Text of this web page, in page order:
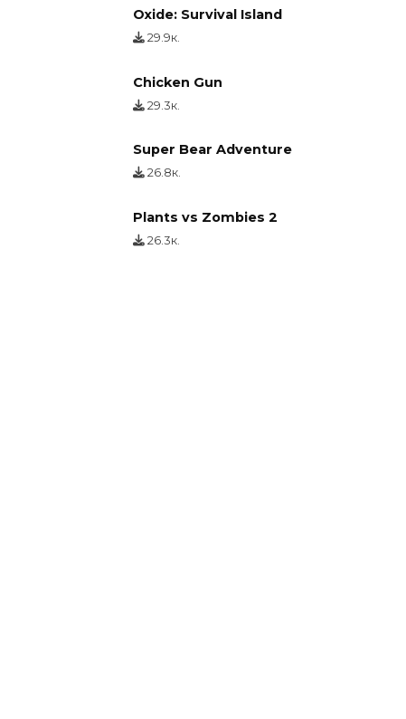
Oxide: Survival Island
29.9к.
Chicken Gun
29.3к.
Super Bear Adventure
26.8к.
Plants vs Zombies 2
26.3к.